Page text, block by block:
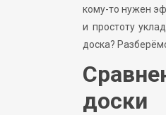
кому-то нужен
и простоту
доска?
доски